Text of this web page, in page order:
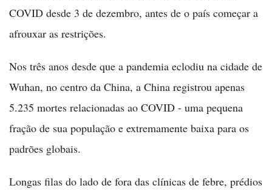
COVID desde 3 de dezembro, antes de o país começar a
afrouxar as restrições.
Nos três anos desde que a pandemia eclodiu na cidade de
Wuhan, no centro da China, a China registrou apenas
5.235 mortes relacionadas ao COVID - uma pequena
fração de sua população e extremamente baixa para os
padrões globais.
Longas filas do lado de fora das clínicas de febre, prédios